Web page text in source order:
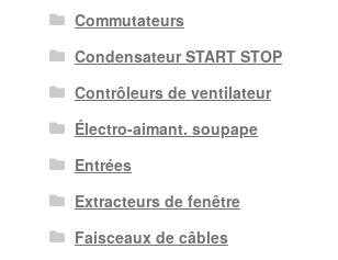
Commutateurs
Condensateur START STOP
Contrôleurs de ventilateur
Électro-aimant. soupape
Entrées
Extracteurs de fenêtre
Faisceaux de câbles